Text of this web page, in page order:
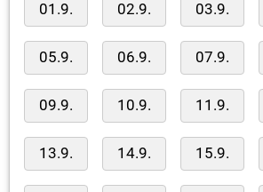
01.9. 02.9. 03.9.
05.9. 06.9. 07.9.
09.9. 10.9. 11.9.
13.9. 14.9. 15.9.